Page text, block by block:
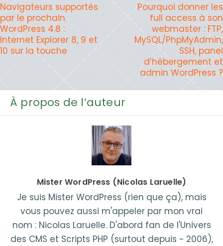
Navigateurs supportés
par le prochain
WordPress 4.8 :
Internet Explorer 8, 9 et
10 sur la touche
Pourquoi donner les
full access à son
webmaster : FTP,
MySQL/PhpMyAdmin,
SSH, panel
d’hébergement et
admin WordPress ?
À propos de l’auteur
Mister WordPress (Nicolas Laruelle)
Je suis Mister WordPress (rien que ça), mais
vous pouvez aussi m'appeler par mon vrai
nom : Nicolas Laruelle. D'abord fan de l'Univers
des CMS et Scripts PHP (surtout depuis ~ 2006),